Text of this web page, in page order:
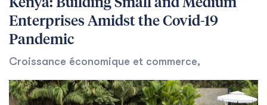
Kenya: Building Small and Medium
Enterprises Amidst the Covid-19
Pandemic
Croissance économique et commerce,